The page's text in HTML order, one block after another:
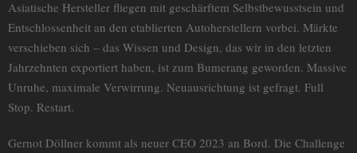
Asiatische Hersteller fliegen mit geschärftem Selbstbewusstsein und
Entschlossenheit an den etablierten Autoherstellern vorbei. Märkte
verschieben sich – das Wissen und Design, das wir in den letzten
Jahrzehnten exportiert haben, ist zum Bumerang geworden. Massive
Unruhe, maximale Verwirrung. Neuausrichtung ist gefragt. Full
Stop. Restart.
Gernot Döllner kommt als neuer CEO 2023 an Bord. Die Challenge